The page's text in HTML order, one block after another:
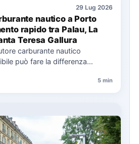
29 Lug 2026
nautico a Porto
rapido tra Palau, La
Teresa Gallura
carburante nautico
può fare la differenza
5 min